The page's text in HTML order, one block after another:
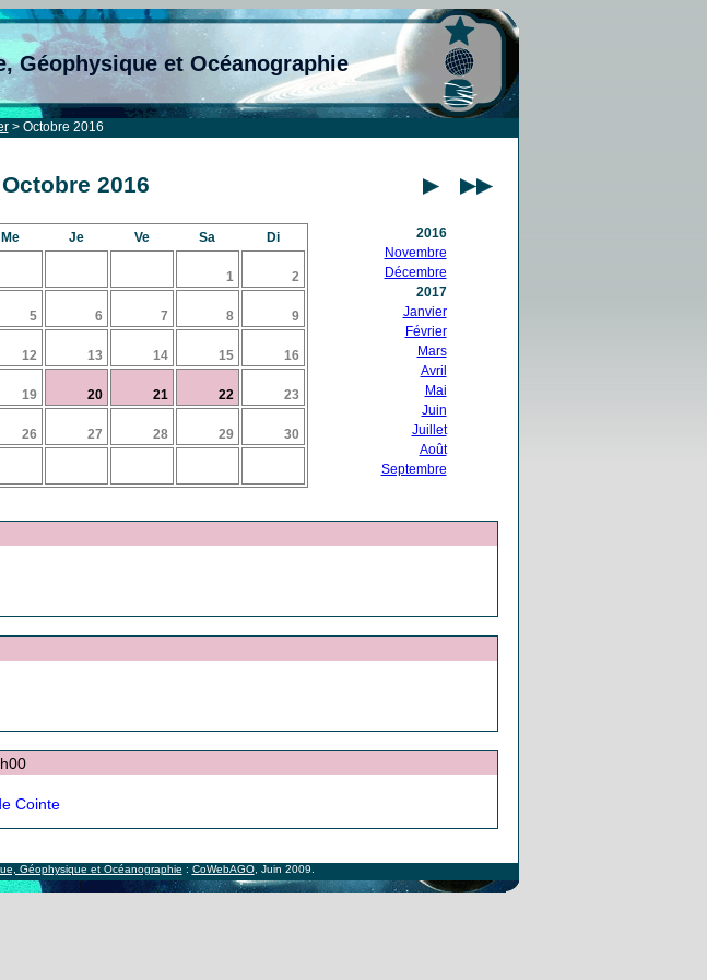
Géophysique et Océanographie
> Octobre 2016
Octobre 2016
2016
Novembre
Décembre
2017
Janvier
Février
Mars
Avril
Mai
Juin
Juillet
Août
Septembre
Me Je Ve Sa Di
1 2
5 6 7 8 9
12 13 14 15 16
19 20 21 22 23
26 27 28 29 30
Cointe
Géophysique et Océanographie : CoWebAGO, Juin 2009.